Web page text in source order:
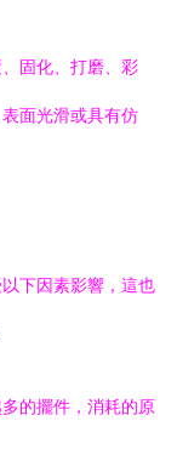
固化、打磨、彩
面光滑或具有仿
下因素影響，這也
的擺件，消耗的原